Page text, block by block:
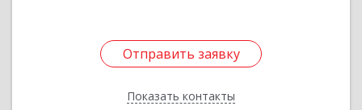
Отправить заявку
Показать контакты
Отправить заявку
Назад